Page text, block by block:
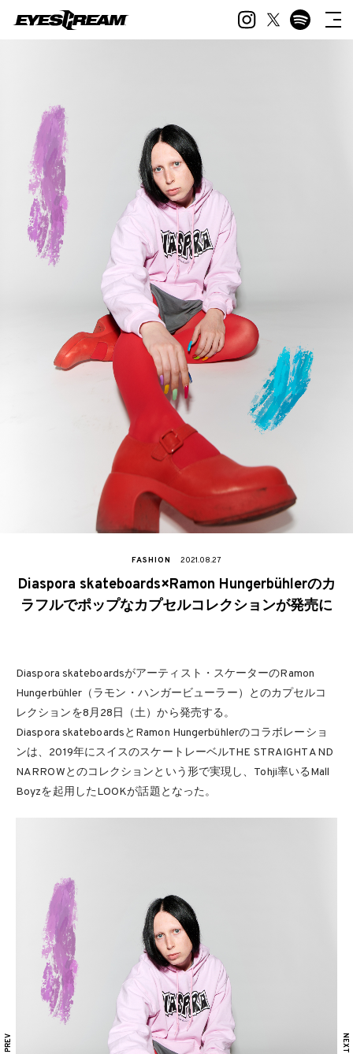
FASHION 2021.08.27
Diaspora skateboards×Ramon Hungerbühlerのカ
ラフルでポップなカプセルコレクションが発売に
Diaspora skateboardsがアーティスト・スケーターのRamon
Hungerbühler（ラモン・ハンガービューラー）とのカプセルコ
レクションを8月28日（土）から発売する。
Diaspora skateboardsとRamon Hungerbühlerのコラボレーショ
ンは、2019年にスイスのスケートレーベルTHE STRAIGHT AND
NARROWとのコレクションという形で実現し、Tohji率いるMall
Boyzを起用したLOOKが話題となった。